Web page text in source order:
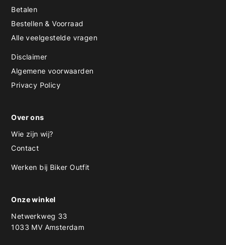
Betalen
Bestellen & Voorraad
Alle veelgestelde vragen
Disclaimer
Algemene voorwaarden
Privacy Policy
Over ons
Wie zijn wij?
Contact
Werken bij Biker Outfit
Onze winkel
Netwerkweg 33
1033 MV Amsterdam